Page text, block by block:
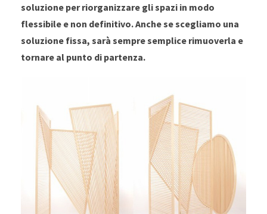
soluzione per riorganizzare gli spazi in modo
flessibile e non definitivo. Anche se scegliamo una
soluzione fissa, sarà sempre semplice rimuoverla e
tornare al punto di partenza.